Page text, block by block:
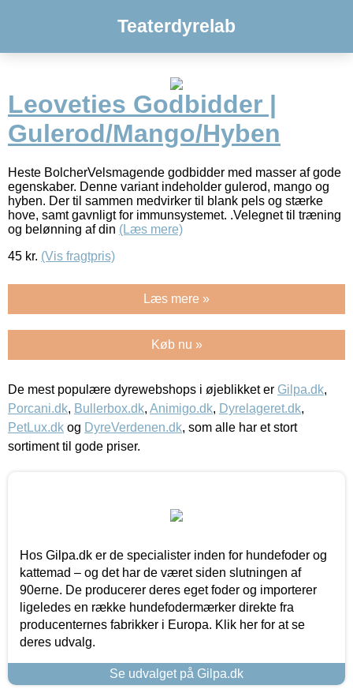
Teaterdyrelab
Leoveties Godbidder |
Gulerod/Mango/Hyben
Heste BolcherVelsmagende godbidder med masser af gode
egenskaber. Denne variant indeholder gulerod, mango og
hyben. Der til sammen medvirker til blank pels og stærke
hove, samt gavnligt for immunsystemet. .Velegnet til træning
og belønning af din (Læs mere)
45 kr. (Vis fragtpris)
Læs mere »
Køb nu »
De mest populære dyrewebshops i øjeblikket er Gilpa.dk,
Porcani.dk, Bullerbox.dk, Animigo.dk, Dyrelageret.dk,
PetLux.dk og DyreVerdenen.dk, som alle har et stort
sortiment til gode priser.
Hos Gilpa.dk er de specialister inden for hundefoder og
kattemad – og det har de været siden slutningen af
90erne. De producerer deres eget foder og importerer
ligeledes en række hundefodermærker direkte fra
producenternes fabrikker i Europa. Klik her for at se
deres udvalg.
Se udvalget på Gilpa.dk